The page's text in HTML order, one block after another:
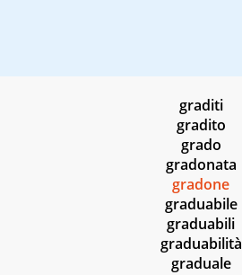
graditi
gradito
grado
gradonata
gradone
graduabile
graduabili
graduabilità
graduale